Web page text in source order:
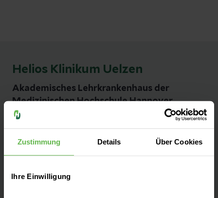
Zustimmung Details Über Cookies
Ihre Einwilligung
Helios Klinikum Uelzen
Akademisches Lehrkrankenhaus der
Medizinischen Hochschule Hannover
Kontakt